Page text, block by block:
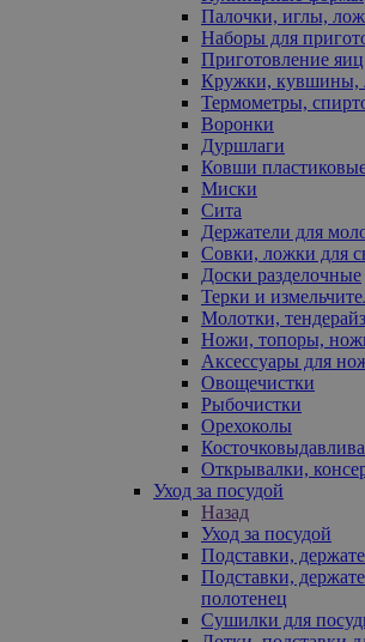
Палочки, иглы,
Наборы для
Приготовление яиц
Кружки, кувшины,
Термометры,
Воронки
Дуршлаги
Ковши
Миски
Сита
Держатели для
Совки, ложки для
Доски разделочные
Терки и
Молотки,
Ножи, топоры,
Аксессуары для
Овощечистки
Рыбочистки
Орехоколы
Открывалки,
Уход за посудой
Назад
Уход за посудой
Подставки,
Подставки,
полотенец
Сушилки для